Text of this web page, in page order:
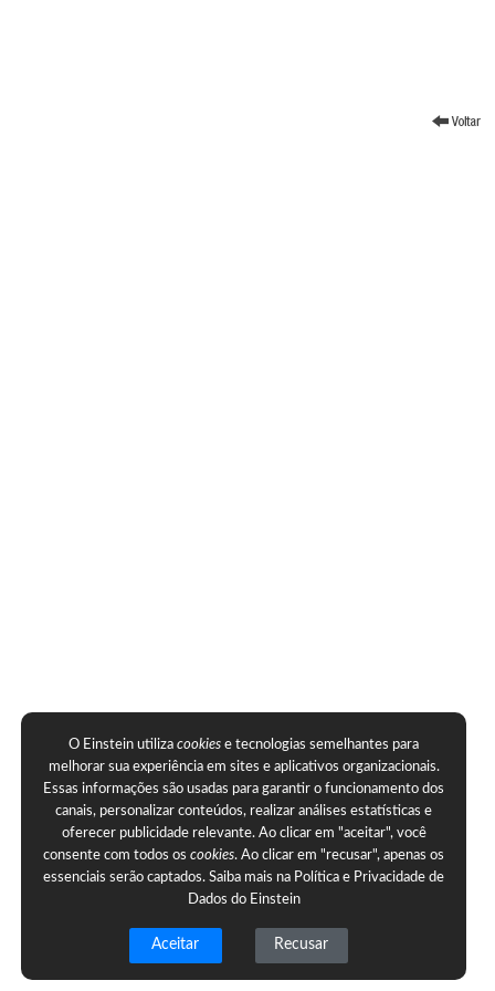
O Einstein utilizacookies e tecnologias semelhantes para
melhorar sua experiência em sites e aplicativos organizacionais.
Essas informações são usadas para garantir o funcionamento dos
canais, personalizar conteúdos, realizar análises estatísticas e
oferecer publicidade relevante. Ao clicar em "aceitar", você
consente com todos oscookies. Ao clicar em "recusar", apenas os
essenciais serão captados. Saiba mais na Política e Privacidade de
Dados do Einstein
Aceitar Recusar